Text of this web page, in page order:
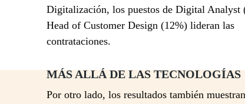
Digitalización, los puestos de Digital Analyst
Head of Customer Design (12%) lideran las
contrataciones.
MÁS ALLÁ DE LAS TECNOLOGÍAS
Por otro lado, los resultados también